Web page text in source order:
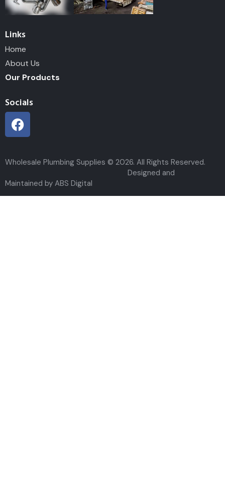
Links
Home
About Us
Our Products
Socials
Wholesale Plumbing Supplies © 2026. All Rights Reserved.
Designed and
Maintained by ABS Digital